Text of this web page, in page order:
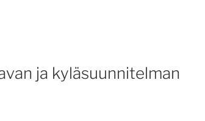
ja kyläsuunnitelman